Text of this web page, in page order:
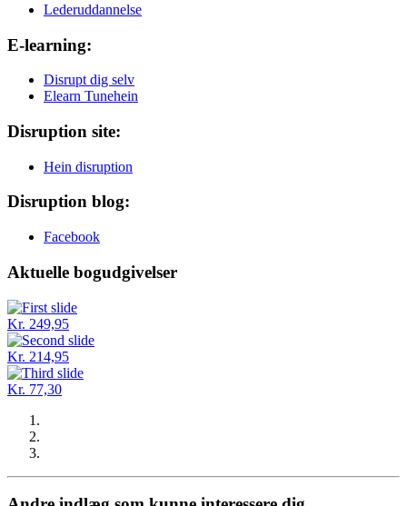
Lederuddannelse
E-learning:
Disrupt dig selv
Elearn Tunehein
Disruption site:
Hein disruption
Disruption blog:
Facebook
Aktuelle bogudgivelser
Kr. 249,95
Kr. 214,95
Kr. 77,30